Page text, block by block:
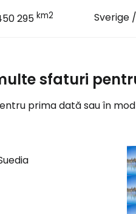
295 km2 Sverige
sfaturi
prima dată sau în